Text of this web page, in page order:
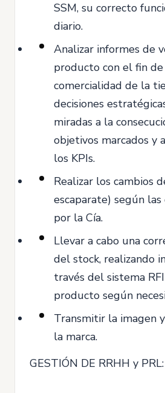
SSM, su correcto
diario.
Analizar informes de
producto con el fin
comercialidad de la
decisiones
miradas a la
objetivos marcados y
los KPIs.
Realizar los cambios
escaparate) según las
por la Cía.
Llevar a cabo una
del stock, realizando
través del sistema
producto según
Transmitir la imagen
la marca.
GESTIÓN DE RRHH y PRL: